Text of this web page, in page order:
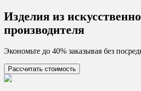
Skip
to
content
Изделия из
производителя
Экономьте до 40% заказывая без
Рассчитать стоимость